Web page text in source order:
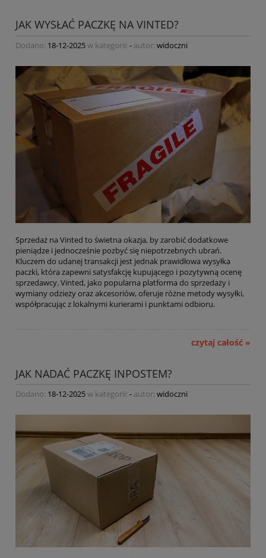
JAK WYSŁAĆ PACZKĘ NA VINTED?
Dodano: 18-12-2025w kategorii: - autor: widoczni
Sprzedaż na Vinted to świetna okazja, by zarobić dodatkowe
pieniądze i jednocześnie pozbyć się niepotrzebnych ubrań.
Kluczem do udanej transakcji jest jednak prawidłowa wysyłka
paczki, która zapewni satysfakcję kupującego i pozytywną ocenę
sprzedawcy. Vinted, jako popularna platforma do sprzedaży i
wymiany odzieży oraz akcesoriów, oferuje różne metody wysyłki,
współpracując z lokalnymi kurierami i punktami odbioru.
czytaj całość »
JAK NADAĆ PACZKĘ INPOSTEM?
Dodano: 18-12-2025w kategorii: - autor: widoczni